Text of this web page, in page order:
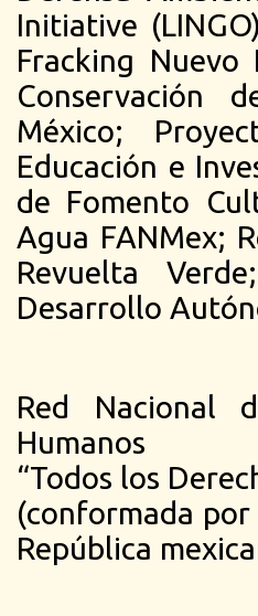
Initiative
Fracking Nuevo
Conservación
México;
Educación e
de Fomento
Agua FANMex;
Revuelta
Desarrollo
Red Nacional
Humanos
“Todos los
(conformada
República